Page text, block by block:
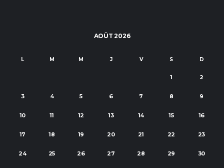
AOÛT 2026
L M M J V S D
1 2
3 4 5 6 7 8 9
10 11 12 13 14 15 16
17 18 19 20 21 22 23
24 25 26 27 28 29 30